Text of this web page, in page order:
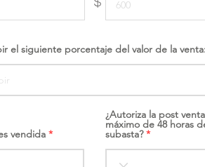
el siguiente porcentaje del valor de la venta:
vendida
¿Autoriza la post
máximo de 48 horas
subasta?